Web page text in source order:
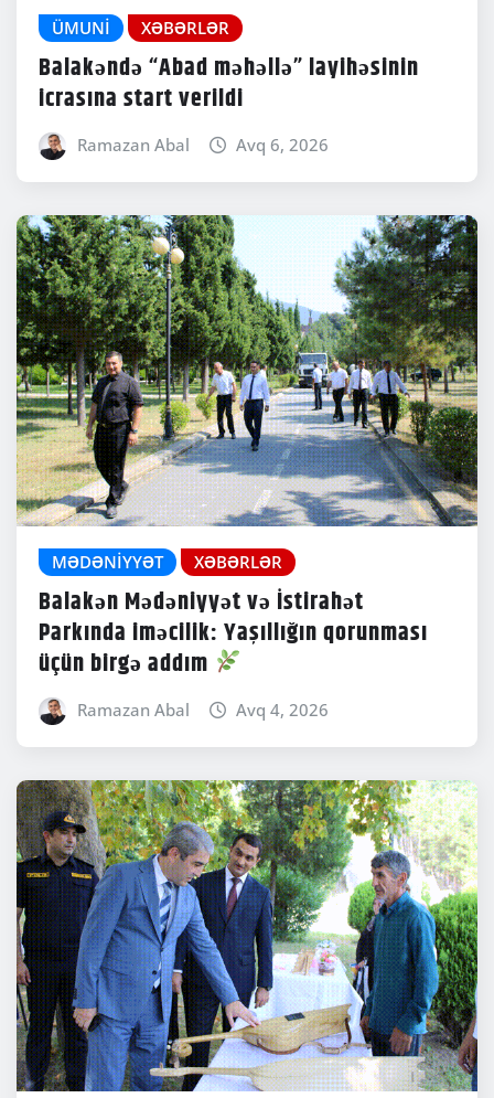
ÜMUNI XƏBƏRLƏR
Balakəndə “Abad məhəllə” layihəsinin
icrasına start verildi
Ramazan Abal Avq 6, 2026
MƏDƏNIYYƏT XƏBƏRLƏR
Balakən Mədəniyyət və İstirahət
Parkında iməcilik: Yaşıllığın qorunması
üçün birgə addım
Ramazan Abal Avq 4, 2026